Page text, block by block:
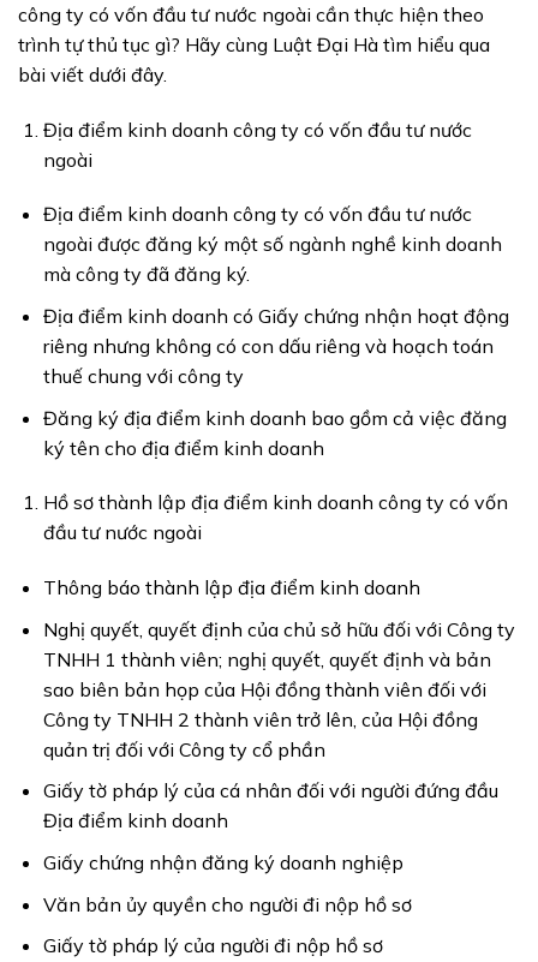
công ty có vốn đầu tư nước ngoài cần thực hiện theo
trình tự thủ tục gì? Hãy cùng Luật Đại Hà tìm hiểu qua
bài viết dưới đây.
Địa điểm kinh doanh công ty có vốn đầu tư nước
ngoài
Địa điểm kinh doanh công ty có vốn đầu tư nước
ngoài được đăng ký một số ngành nghề kinh doanh
mà công ty đã đăng ký.
Địa điểm kinh doanh có Giấy chứng nhận hoạt động
riêng nhưng không có con dấu riêng và hoạch toán
thuế chung với công ty
Đăng ký địa điểm kinh doanh bao gồm cả việc đăng
ký tên cho địa điểm kinh doanh
Hồ sơ thành lập địa điểm kinh doanh công ty có vốn
đầu tư nước ngoài
Thông báo thành lập địa điểm kinh doanh
Nghị quyết, quyết định của chủ sở hữu đối với Công ty
TNHH 1 thành viên; nghị quyết, quyết định và bản
sao biên bản họp của Hội đồng thành viên đối với
Công ty TNHH 2 thành viên trở lên, của Hội đồng
quản trị đối với Công ty cổ phần
Giấy tờ pháp lý của cá nhân đối với người đứng đầu
Địa điểm kinh doanh
Giấy chứng nhận đăng ký doanh nghiệp
Văn bản ủy quyền cho người đi nộp hồ sơ
Giấy tờ pháp lý của người đi nộp hồ sơ